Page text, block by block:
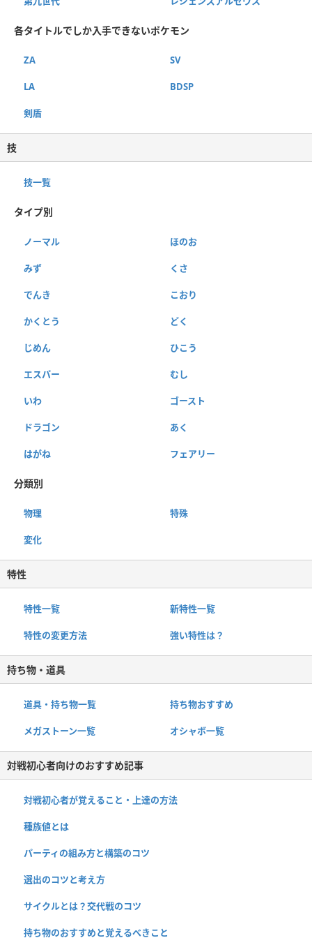
各タイトルでしか入手できないポケモン
ZA SV
LA BDSP
剣盾
技
技一覧
タイプ別
ノーマル ほのお
みず くさ
でんき こおり
かくとう どく
じめん ひこう
エスパー むし
いわ ゴースト
ドラゴン あく
はがね フェアリー
分類別
物理 特殊
変化
特性
特性一覧 新特性一覧
特性の変更方法 強い特性は？
持ち物・道具
道具・持ち物一覧 持ち物おすすめ
メガストーン一覧 オシャボ一覧
対戦初心者向けのおすすめ記事
対戦初心者が覚えること・上達の方法
種族値とは
パーティの組み方と構築のコツ
選出のコツと考え方
サイクルとは？交代戦のコツ
持ち物のおすすめと覚えるべきこと